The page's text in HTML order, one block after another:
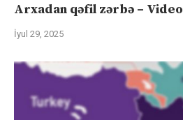
Arxadan qəfil zərbə – Video
İyul 29, 2025